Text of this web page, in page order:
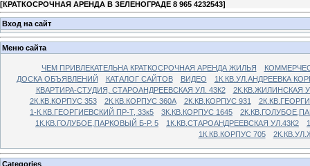
[КРАТКОСРОЧНАЯ АРЕНДА В ЗЕЛЕНОГРАДЕ 8 965 4232543]
Вход на сайт
Меню сайта
ЧЕМ ПРИВЛЕКАТЕЛЬНА КРАТКОСРОЧНАЯ АРЕНДА ЖИЛЬЯ
ДОСКА ОБЪЯВЛЕНИЙ
КАТАЛОГ САЙТОВ ВИДЕО
1К.КВ.УЛ.АНДРЕЕВКА
КВАРТИРА-СТУДИЯ, СТАРОАНДРЕЕВСКАЯ УЛ. 43К2
2К.КВ.ЖИЛИНСКАЯ
2К.КВ.КОРПУС 353
2К.КВ.КОРПУС 360А 2К.КВ.КОРПУС 931
1-К.КВ.ГЕОРГИЕВСКИЙ ПР-Т, 33к5
3К.КВ.КОРПУС 1645
1К.КВ.ГОЛУБОЕ,ПАРКОВЫЙ Б-Р. 5
1К.КВ.СТАРОАНДРЕЕВСКАЯ УЛ.43К2
1К.КВ.КОРПУС 705
Categories